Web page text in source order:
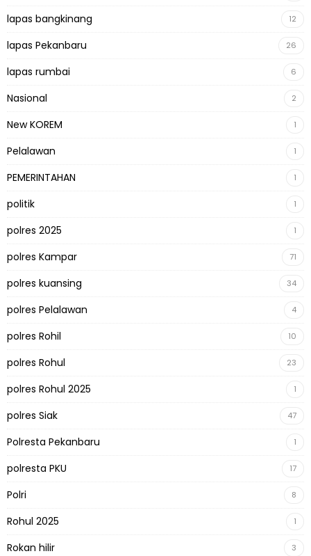
lapas bangkinang 12
lapas Pekanbaru 26
lapas rumbai 6
Nasional 2
New KOREM 1
Pelalawan 1
PEMERINTAHAN 1
politik 1
polres 2025 1
polres Kampar 71
polres kuansing 34
polres Pelalawan 4
polres Rohil 10
polres Rohul 23
polres Rohul 2025 1
polres Siak 47
Polresta Pekanbaru 1
polresta PKU 17
Polri 8
Rohul 2025 1
Rokan hilir 3